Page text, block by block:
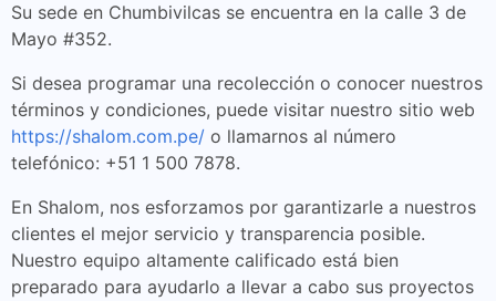
Su sede en Chumbivilcas se encuentra en la calle 3 de
Mayo #352.
Si desea programar una recolección o conocer nuestros
términos y condiciones, puede visitar nuestro sitio web
https://shalom.com.pe/ o llamarnos al número
telefónico: +51 1 500 7878.
En Shalom, nos esforzamos por garantizarle a nuestros
clientes el mejor servicio y transparencia posible.
Nuestro equipo altamente calificado está bien
preparado para ayudarlo a llevar a cabo sus proyectos